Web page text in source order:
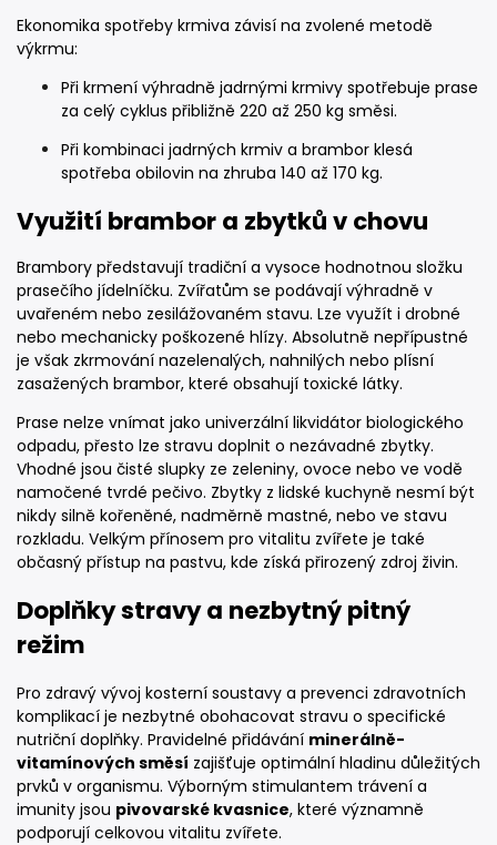
Ekonomika spotřeby krmiva závisí na zvolené metodě
výkrmu:
Při krmení výhradně jadrnými krmivy spotřebuje prase
za celý cyklus přibližně 220 až 250 kg směsi.
Při kombinaci jadrných krmiv a brambor klesá
spotřeba obilovin na zhruba 140 až 170 kg.
Využití brambor a zbytků v chovu
Brambory představují tradiční a vysoce hodnotnou složku
prasečího jídelníčku. Zvířatům se podávají výhradně v
uvařeném nebo zesilážovaném stavu. Lze využít i drobné
nebo mechanicky poškozené hlízy. Absolutně nepřípustné
je však zkrmování nazelenalých, nahnilých nebo plísní
zasažených brambor, které obsahují toxické látky.
Prase nelze vnímat jako univerzální likvidátor biologického
odpadu, přesto lze stravu doplnit o nezávadné zbytky.
Vhodné jsou čisté slupky ze zeleniny, ovoce nebo ve vodě
namočené tvrdé pečivo. Zbytky z lidské kuchyně nesmí být
nikdy silně kořeněné, nadměrně mastné, nebo ve stavu
rozkladu. Velkým přínosem pro vitalitu zvířete je také
občasný přístup na pastvu, kde získá přirozený zdroj živin.
Doplňky stravy a nezbytný pitný
režim
Pro zdravý vývoj kosterní soustavy a prevenci zdravotních
komplikací je nezbytné obohacovat stravu o specifické
nutriční doplňky. Pravidelné přidávání minerálně-
vitamínových směsí zajišťuje optimální hladinu důležitých
prvků v organismu. Výborným stimulantem trávení a
imunity jsou pivovarské kvasnice, které významně
podporují celkovou vitalitu zvířete.